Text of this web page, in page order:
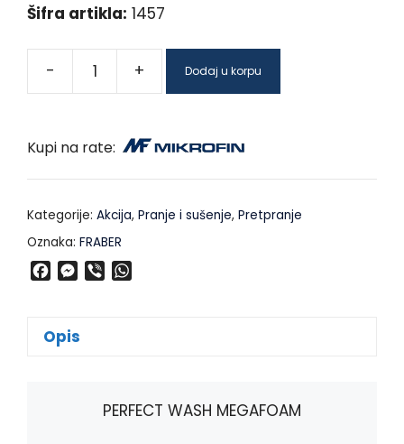
Šifra artikla: 1457
- + Dodaj u korpu
Kupi na rate:
Kategorije: Akcija, Pranje i sušenje, Pretpranje
Oznaka: FRABER
e
b
M
s
p
Opis
PERFECT WASH MEGAFOAM